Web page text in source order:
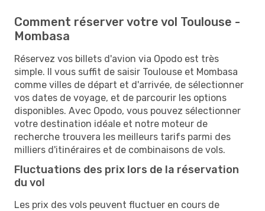
Comment réserver votre vol Toulouse -
Mombasa
Réservez vos billets d'avion via Opodo est très
simple. Il vous suffit de saisir Toulouse et Mombasa
comme villes de départ et d'arrivée, de sélectionner
vos dates de voyage, et de parcourir les options
disponibles. Avec Opodo, vous pouvez sélectionner
votre destination idéale et notre moteur de
recherche trouvera les meilleurs tarifs parmi des
milliers d'itinéraires et de combinaisons de vols.
Fluctuations des prix lors de la réservation
du vol
Les prix des vols peuvent fluctuer en cours de